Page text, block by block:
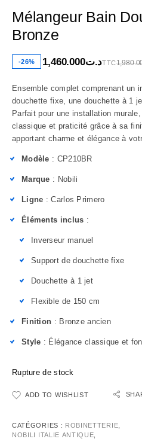
Mélangeur Bain
Bronze
-26% د.ت1,460.000 TTC
Ensemble complet comprenant un
douchette fixe, une douchette à 1
Parfait pour une installation
classique et praticité grâce à sa
apportant charme et élégance à
Modèle : CP210BR
Marque : Nobili
Ligne : Carlos Primero
Éléments inclus :
Inverseur manuel
Support de douchette fixe
Douchette à 1 jet
Flexible de 150 cm
Finition : Bronze ancien
Style : Élégance classique et
Rupture de stock
ADD TO WISHLIST
CATÉGORIES : ROBINETTERIE
NOBILI ITALIE ANTIQUE